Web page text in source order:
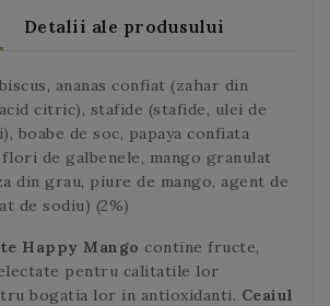
Detalii ale produsului
ananas confiat (zahar din
citric), stafide (stafide, ulei de
boabe de soc, papaya confiata
flori de galbenele, mango granulat
din grau, piure de mango, agent de
de sodiu) (2%)
Happy Mango contine fructe,
pentru calitatile lor
bogatia lor in antioxidanti. Ceaiul